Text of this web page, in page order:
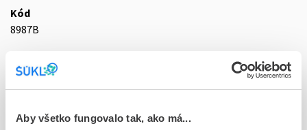
Aby všetko fungovalo tak, ako má...
Kód
8987B
Registračné číslo
01/0186/16-S
sol inj 4x(50x1,7 ml) (náplň skl.)